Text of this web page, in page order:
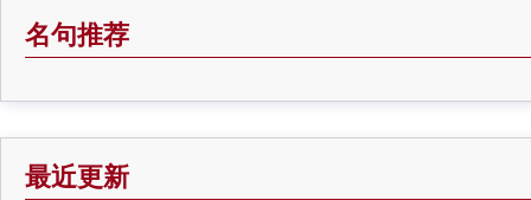
名句推荐
最近更新